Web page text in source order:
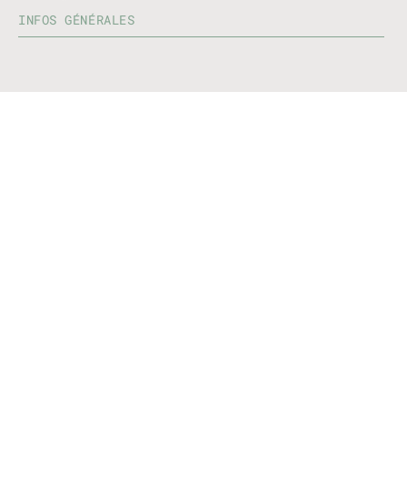
INFOS GÉNÉRALES